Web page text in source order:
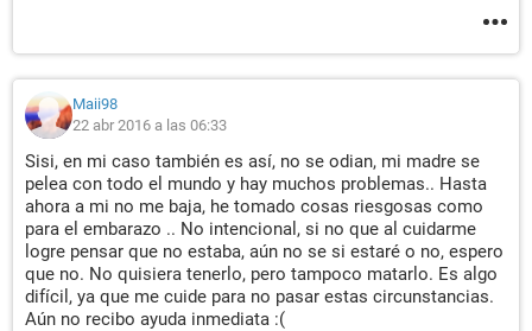
Maii98
22 abr 2016 a las 06:33
Sisi, en mi caso también es así, no se odian, mi madre se
pelea con todo el mundo y hay muchos problemas.. Hasta
ahora a mi no me baja, he tomado cosas riesgosas como
para el embarazo .. No intencional, si no que al cuidarme
logre pensar que no estaba, aún no se si estaré o no, espero
que no. No quisiera tenerlo, pero tampoco matarlo. Es algo
difícil, ya que me cuide para no pasar estas circunstancias.
Aún no recibo ayuda inmediata :(